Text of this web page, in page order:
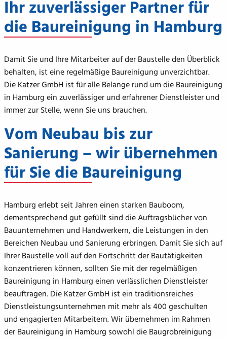
Ihr zuverlässiger Partner für
die Baureinigung in Hamburg
Damit Sie und Ihre Mitarbeiter auf der Baustelle den Überblick
behalten, ist eine regelmäßige Baureinigung unverzichtbar.
Die Katzer GmbH ist für alle Belange rund um die Baureinigung
in Hamburg ein zuverlässiger und erfahrener Dienstleister und
immer zur Stelle, wenn Sie uns brauchen.
Vom Neubau bis zur
Sanierung – wir übernehmen
für Sie die Baureinigung
Hamburg erlebt seit Jahren einen starken Bauboom,
dementsprechend gut gefüllt sind die Auftragsbücher von
Bauunternehmen und Handwerkern, die Leistungen in den
Bereichen Neubau und Sanierung erbringen. Damit Sie sich auf
Ihrer Baustelle voll auf den Fortschritt der Bautätigkeiten
konzentrieren können, sollten Sie mit der regelmäßigen
Baureinigung in Hamburg einen verlässlichen Dienstleister
beauftragen. Die Katzer GmbH ist ein traditionsreiches
Dienstleistungsunternehmen mit mehr als 400 geschulten
und engagierten Mitarbeitern. Wir übernehmen im Rahmen
der Baureinigung in Hamburg sowohl die Baugrobreinigung